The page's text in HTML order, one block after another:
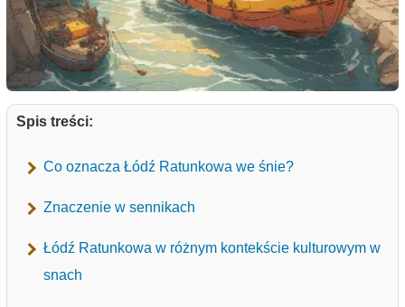
Spis treści:
Co oznacza Łódź Ratunkowa we śnie?
Znaczenie w sennikach
Łódź Ratunkowa w różnym kontekście kulturowym w
snach